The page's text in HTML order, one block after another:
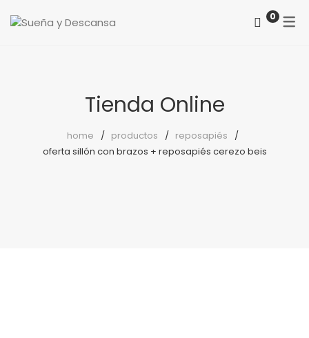
PREGUNTAS FRECUENTES
canapés
0
Tienda Online
home productos
reposapiés
oferta sillón con brazos + reposapiés cerezo beis